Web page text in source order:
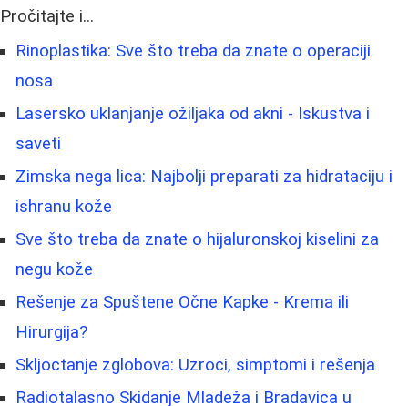
Pročitajte i...
Rinoplastika: Sve što treba da znate o operaciji
nosa
Lasersko uklanjanje ožiljaka od akni - Iskustva i
saveti
Zimska nega lica: Najbolji preparati za hidrataciju i
ishranu kože
Sve što treba da znate o hijaluronskoj kiselini za
negu kože
Rešenje za Spuštene Očne Kapke - Krema ili
Hirurgija?
Skljoctanje zglobova: Uzroci, simptomi i rešenja
Radiotalasno Skidanje Mladeža i Bradavica u